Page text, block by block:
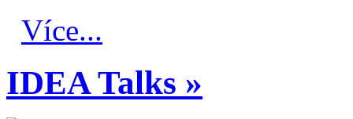
Více...
IDEA Talks »